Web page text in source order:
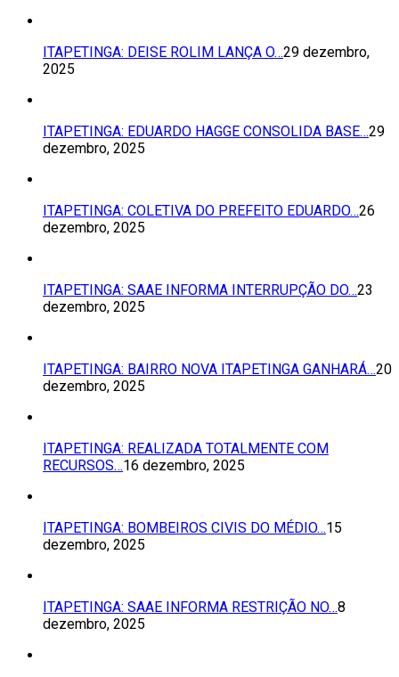
ITAPETINGA: DEISE ROLIM LANÇA O…29 dezembro,
2025
ITAPETINGA: EDUARDO HAGGE CONSOLIDA BASE…29
dezembro, 2025
ITAPETINGA: COLETIVA DO PREFEITO EDUARDO…26
dezembro, 2025
ITAPETINGA: SAAE INFORMA INTERRUPÇÃO DO…23
dezembro, 2025
ITAPETINGA: BAIRRO NOVA ITAPETINGA GANHARÁ…20
dezembro, 2025
ITAPETINGA: REALIZADA TOTALMENTE COM
RECURSOS…16 dezembro, 2025
ITAPETINGA: BOMBEIROS CIVIS DO MÉDIO…15
dezembro, 2025
ITAPETINGA: SAAE INFORMA RESTRIÇÃO NO…8
dezembro, 2025